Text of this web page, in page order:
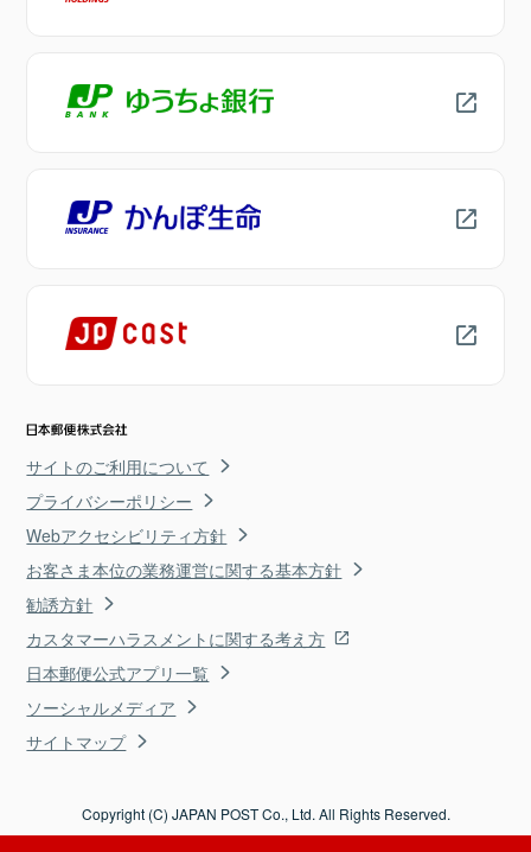
サイトのご利用について
プライバシーポリシー
Webアクセシビリティ方針
お客さま本位の業務運営に関する基本方針
勧誘方針
カスタマーハラスメントに関する考え方
日本郵便公式アプリ一覧
ソーシャルメディア
サイトマップ
Copyright (C) JAPAN POST Co., Ltd. All Rights Reserved.